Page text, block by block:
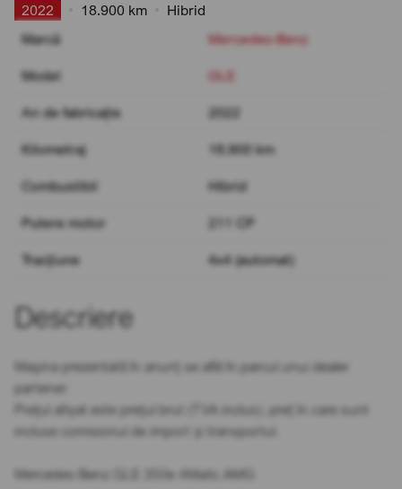
2022 18.900 km
Hibrid
Marcă
Mercedes-Benz
Model GLE
An de fabricație 2022
Kilometraj 18.900 km
Combustibil Hibrid
Putere motor 211 CP
Tracțiune 4x4 (automat)
Descriere
Mașina prezentată în anunț se află în parcul unui dealer
partener.
Prețul afișat este prețul brut (TVA inclus), preț în care sunt
incluse comisionul de import și transportul.
Mercedes-Benz GLE 350e 4Matic AMG